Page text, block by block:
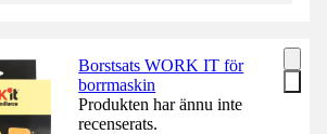
Borstsats WORK IT för
borrmaskin
Produkten har ännu inte
recenserats.